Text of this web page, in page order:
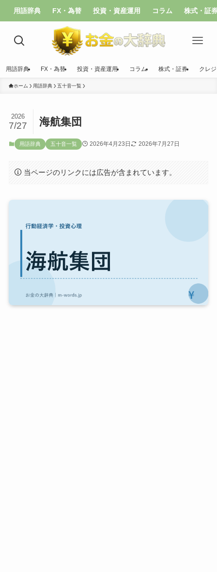
用語辞典 FX・為替 投資・資産運用 コラム 株式・証
用語辞典 FX・為替 投資・資産運用 コラム 株式・証券 クレ
ホーム 用語辞典 五十音一覧
海航集団
2026
7/27
用語辞典 五十音一覧 2026年4月23日 2026年7月27日
当ページのリンクには広告が含まれています。